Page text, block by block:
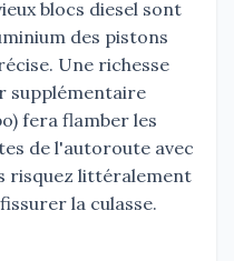
blocs diesel sont
des pistons
Une richesse
supplémentaire
fera flamber les
de l'autoroute avec
risquez littéralement
la culasse.